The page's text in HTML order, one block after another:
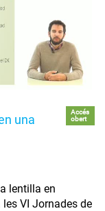
una
Accés
obert
lentilla en
VI Jornades de